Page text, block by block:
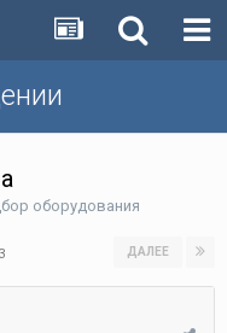
оборудования
ДАЛЕЕ